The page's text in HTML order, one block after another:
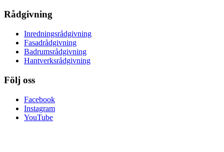
Rådgivning
Inredningsrådgivning
Fasadrådgivning
Badrumsrådgivning
Hantverksrådgivning
Följ oss
Facebook
Instagram
YouTube